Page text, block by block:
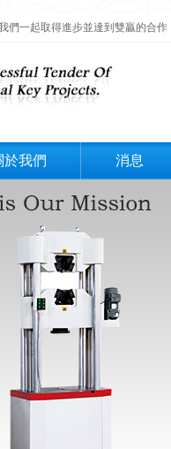
們一起取得進步並達到雙贏的合作
於我們 消息